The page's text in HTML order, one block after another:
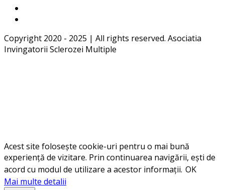
Copyright 2020 - 2025 | All rights reserved. Asociatia
Invingatorii Sclerozei Multiple
Acest site folosește cookie-uri pentru o mai bună
experiență de vizitare. Prin continuarea navigării, ești de
acord cu modul de utilizare a acestor informații. OK
Mai multe detalii